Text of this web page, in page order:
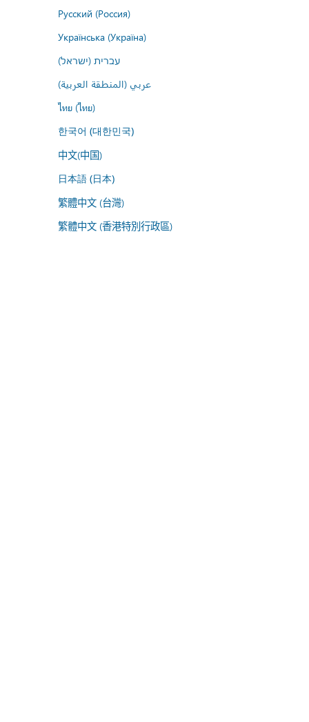
Русский (Россия)
Українська (Україна)
עברית (ישראל)
عربي (المنطقة العربية)
ไทย (ไทย)
한국어 (대한민국)
中文(中国)
日本語 (日本)
繁體中文 (台灣)
繁體中文 (香港特別行政區)